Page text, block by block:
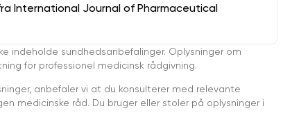
International Journal of Pharmaceutical
indeholde sundhedsanbefalinger. Oplysninger om
for professionel medicinsk rådgivning.
anbefaler vi at du konsulterer med relevante
medicinske råd. Du bruger eller stoler på oplysninger i